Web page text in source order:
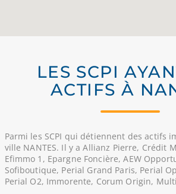
LES SCPI
ACTIFS À
Parmi les SCPI qui détiennent des actifs
ville NANTES. Il y a Allianz Pierre, Crédit
Efimmo 1, Epargne Foncière, AEW
Sofiboutique, Perial Grand Paris, Perial
Perial O2, Immorente, Corum Origin,